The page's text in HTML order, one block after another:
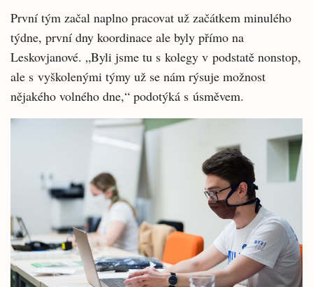
První tým začal naplno pracovat už začátkem minulého
týdne, první dny koordinace ale byly přímo na
Leskovjanové. „Byli jsme tu s kolegy v podstatě nonstop,
ale s vyškolenými týmy už se nám rýsuje možnost
nějakého volného dne,“ podotýká s úsměvem.